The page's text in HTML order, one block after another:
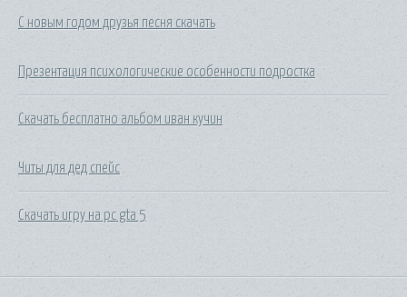
С новым годом друзья песня скачать
Презентация психологические особенности подростка
Скачать бесплатно альбом иван кучин
Читы для дед спейс
Скачать игру на pc gta 5